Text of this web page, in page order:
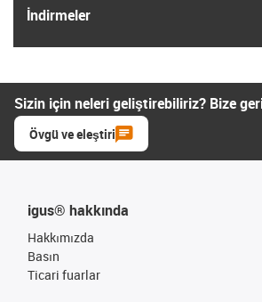
İndirmeler
Sizin için neleri geliştirebiliriz? Bize
Övgü ve eleştiri
igus® hakkında
Hakkımızda
Basın
Ticari fuarlar